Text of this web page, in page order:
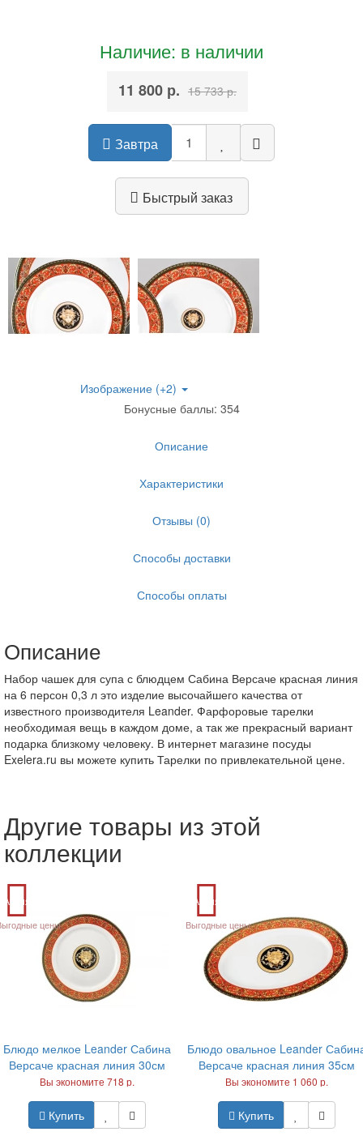
Наличие: в наличии
11 800 р. 15 733 р.
Завтра
Быстрый заказ
Изображение (+2)
Бонусные баллы: 354
Описание
Характеристики
Отзывы (0)
Способы доставки
Способы оплаты
Описание
Набор чашек для супа с блюдцем Сабина Версаче красная линия
на 6 персон 0,3 л это изделие высочайшего качества от
известного производителя Leander. Фарфоровые тарелки
необходимая вещь в каждом доме, а так же прекрасный вариант
подарка близкому человеку. В интернет магазине посуды
Exelera.ru вы можете купить Тарелки по привлекательной цене.
Другие товары из этой
коллекции
Акция
цены
Блюдо мелкое Leander Сабина
Версаче красная линия 30см
Вы экономите 718 р.
Купить
Акция
Выгодные цены
Блюдо овальное Leander
Версаче красная линия 35см
Вы экономите 1 060 р.
Купить